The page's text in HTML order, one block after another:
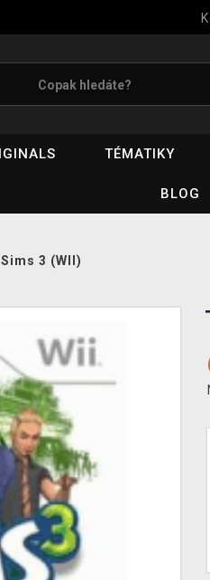
TÉMATIKY
BLOG
3 (WII)